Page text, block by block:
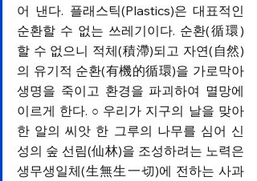
어 낸다. 플래스틱(Plastics)은 대표적인
순환할 수 없는 쓰레기이다. 순환(循環)
할 수 없으니 적체(積滯)되고 자연(自然)
의 유기적 순환(有機的循環)을 가로막아
생명을 죽이고 환경을 파괴하여 멸망에
이르게 한다. ○ 우리가 지구의 날을 맞아
한 알의 씨앗 한 그루의 나무를 심어 신
성의 숲 선림(仙林)을 조성하려는 노력은
생무생일체(生無生一切)에 전하는 사과